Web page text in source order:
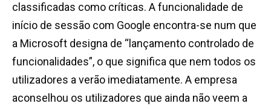
classificadas como críticas. A funcionalidade de
início de sessão com Google encontra-se num que
a Microsoft designa de “lançamento controlado de
funcionalidades”, o que significa que nem todos os
utilizadores a verão imediatamente. A empresa
aconselhou os utilizadores que ainda não veem a